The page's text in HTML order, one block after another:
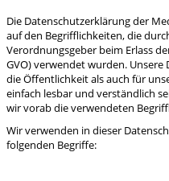
EKG
▸EKG-
▸EKG-Papier
▸
▸Tuben
Entsorgung
Die Datenschutzerklärung der
auf den Begrifflichkeiten, die
Verordnungsgeber beim Erlass
GVO) verwendet wurden.
die Öffentlichkeit als auch für
einfach lesbar und verständlich
wir vorab die verwendeten
Wir verwenden in dieser
folgenden Begriffe: